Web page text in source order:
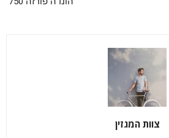
צוות המגזין